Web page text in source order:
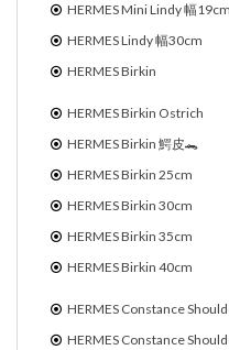
HERMES Mini Lindy 幅19cm
HERMES Lindy 幅30cm
HERMES Birkin
HERMES Birkin Ostrich
HERMES Birkin 鰐皮🐊
HERMES Birkin 25cm
HERMES Birkin 30cm
HERMES Birkin 35cm
HERMES Birkin 40cm
HERMES Constance
HERMES Constance